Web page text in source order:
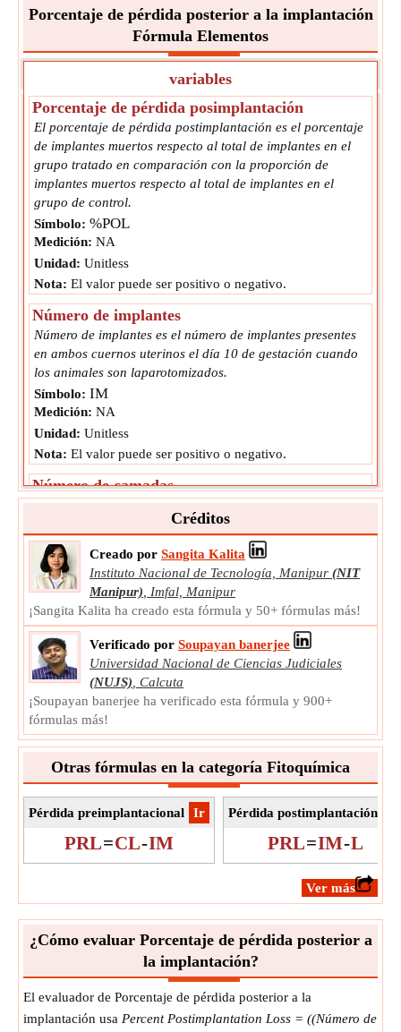
Porcentaje de pérdida posterior a la implantación
Fórmula Elementos
variables
Porcentaje de pérdida posimplantación
El porcentaje de pérdida postimplantación es el porcentaje
de implantes muertos respecto al total de implantes en el
grupo tratado en comparación con la proporción de
implantes muertos respecto al total de implantes en el
grupo de control.
Símbolo: %POL
Medición: NA
Unidad: Unitless
Nota: El valor puede ser positivo o negativo.
Número de implantes
Número de implantes es el número de implantes presentes
en ambos cuernos uterinos el día 10 de gestación cuando
los animales son laparotomizados.
Símbolo: IM
Medición: NA
Unidad: Unitless
Nota: El valor puede ser positivo o negativo.
Número de camadas
El número de camadas son las camadas producidas
después del período de gestación.
Símbolo:
Medición: NA
Unidad:
Unitless
Nota: El valor puede ser positivo o negativo.
Créditos
Creado por Sangita Kalita
Instituto Nacional de Tecnología, Manipur (NIT
Manipur)
Imfal, Manipur
¡Sangita Kalita ha creado esta fórmula y 50+ fórmulas más!
Verificado por Soupayan banerjee
Universidad Nacional de Ciencias Judiciales
(NUJS) Calcuta
¡Soupayan banerjee ha verificado esta fórmula y 900+
fórmulas más!
Otras fórmulas en la categoría Fitoquímica
​Ir
Pérdida preimplantacional
PRL=CL-IM
Pérdida postimplantación
PRL=IM-L
​Ver más
¿Cómo evaluar Porcentaje de pérdida posterior a
la implantación?
El evaluador de Porcentaje de pérdida posterior a la
implantación usa Percent Postimplantation Loss = ((Número de